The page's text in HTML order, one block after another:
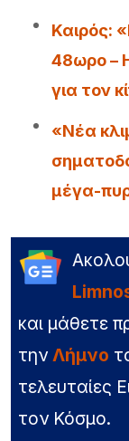
Καιρός:
48ωρο –
για τον
«Νέα
μέγα-
και μάθετε
την Λήμνο
τελευταίες
τον Κόσμο.